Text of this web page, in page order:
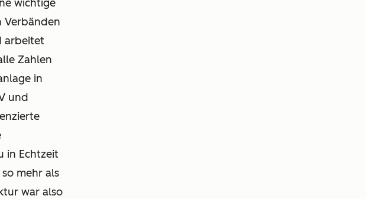
wichtige
Verbänden
arbeitet
Zahlen
in
und
in Echtzeit
mehr als
war also